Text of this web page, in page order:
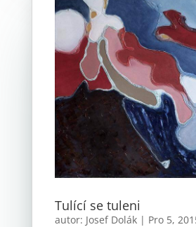
Tulící se tuleni
autor: Josef Dolák| Pro 5,